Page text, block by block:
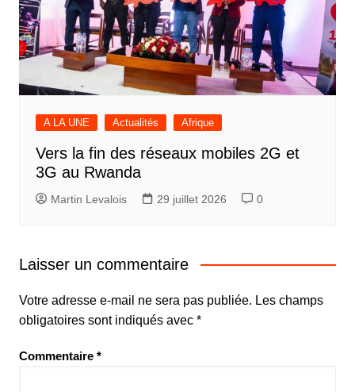
A LA UNE Actualités Afrique
Vers la fin des réseaux mobiles 2G et
3G au Rwanda
Martin Levalois 29 juillet 2026 0
Laisser un commentaire
Votre adresse e-mail ne sera pas publiée. Les champs
obligatoires sont indiqués avec *
Commentaire *